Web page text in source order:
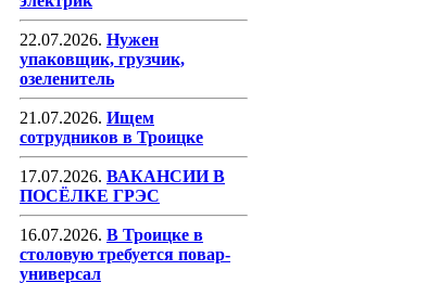
22.07.2026. Нужен
упаковщик, грузчик,
озеленитель
21.07.2026. Ищем
сотрудников в Троицке
17.07.2026. ВАКАНСИИ В
ПОСЁЛКЕ ГРЭС
16.07.2026. В Троицке в
столовую требуется повар-
универсал